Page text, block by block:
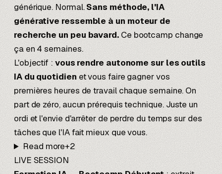
générique. Normal.Sans méthode, l'IA
générative ressemble à un moteur de
recherche un peu bavard.Ce bootcamp change
ça en 4 semaines.
L'objectif : vous rendre autonome sur les outils
IA du quotidienet vous faire gagner vos
premières heures de travail chaque semaine. On
part de zéro, aucun prérequis technique. Juste un
ordi et l'envie d'arrêter de perdre du temps sur des
tâches que l'IA fait mieux que vous.
Read more+2
LIVE SESSION